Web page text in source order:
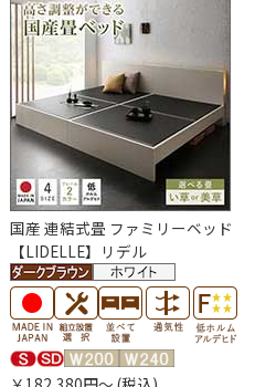
国産 連結式畳 ファミリーベッド
【LIDELLE】リデル